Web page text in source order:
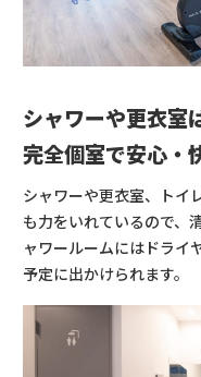
シャワーや更衣室
完全個室で安心・
シャワーや更衣室、トイ
も力をいれているので、
ャワールームにはドライ
予定に出かけられます。